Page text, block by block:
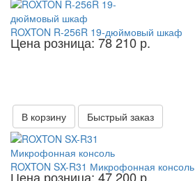
ROXTON R-256R 19-дюймовый шкаф
Цена розница: 78 210 р.
В корзину Быстрый заказ
ROXTON SX-R31 Микрофонная консоль
Цена розница: 47 200 р.